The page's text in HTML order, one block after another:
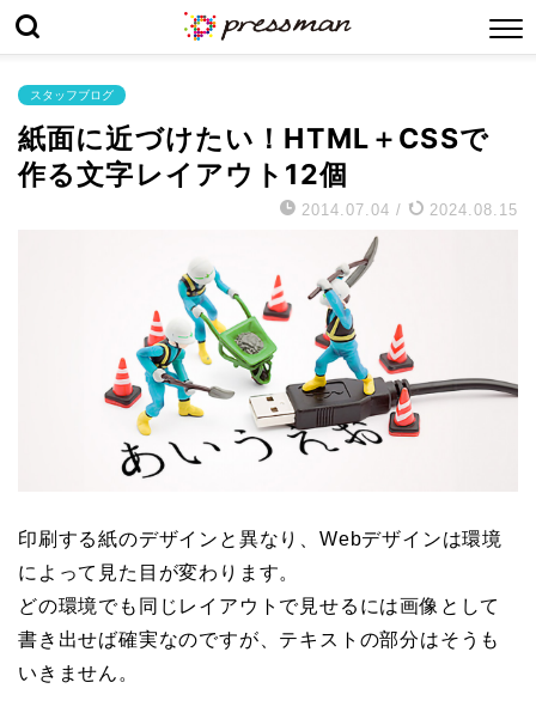
スタッフブログ
紙面に近づけたい！HTML＋CSSで
作る文字レイアウト12個
2014.07.04 / 2024.08.15
印刷する紙のデザインと異なり、Webデザインは環境
によって見た目が変わります。
どの環境でも同じレイアウトで見せるには画像として
書き出せば確実なのですが、テキストの部分はそうも
いきません。